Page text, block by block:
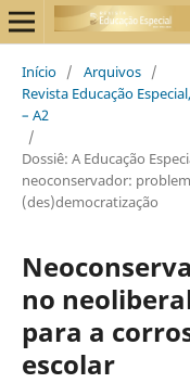
Início / Arquivos /
Revista Educação
– A2
/
Dossiê: A Educação
neoconservador:
(des)democratização
no
para a
escolar